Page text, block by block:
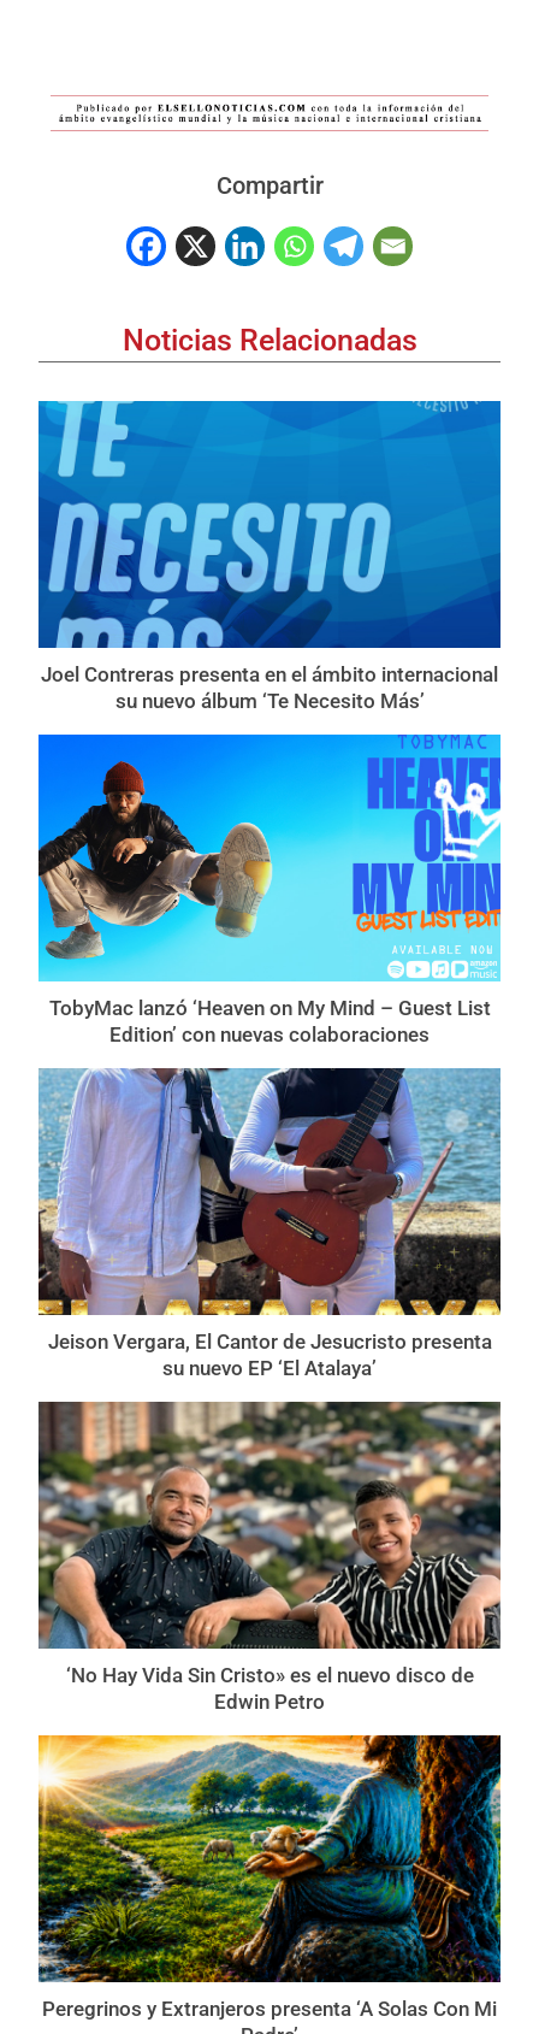
Compartir
Noticias Relacionadas
Joel Contreras presenta en el ámbito internacional
su nuevo álbum ‘Te Necesito Más’
TobyMac lanzó ‘Heaven on My Mind – Guest List
Edition’ con nuevas colaboraciones
Jeison Vergara, El Cantor de Jesucristo presenta
su nuevo EP ‘El Atalaya’
‘No Hay Vida Sin Cristo» es el nuevo disco de
Edwin Petro
Peregrinos y Extranjeros presenta ‘A Solas Con Mi